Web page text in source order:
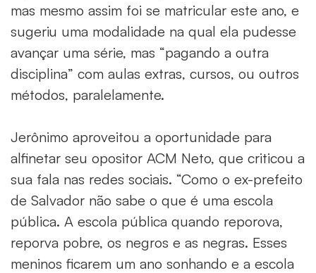
mas mesmo assim foi se matricular este ano, e
sugeriu uma modalidade na qual ela pudesse
avançar uma série, mas “pagando a outra
disciplina” com aulas extras, cursos, ou outros
métodos, paralelamente.
Jerônimo aproveitou a oportunidade para
alfinetar seu opositor ACM Neto, que criticou a
sua fala nas redes sociais. “Como o ex-prefeito
de Salvador não sabe o que é uma escola
pública. A escola pública quando reporova,
reporva pobre, os negros e as negras. Esses
meninos ficarem um ano sonhando e a escola